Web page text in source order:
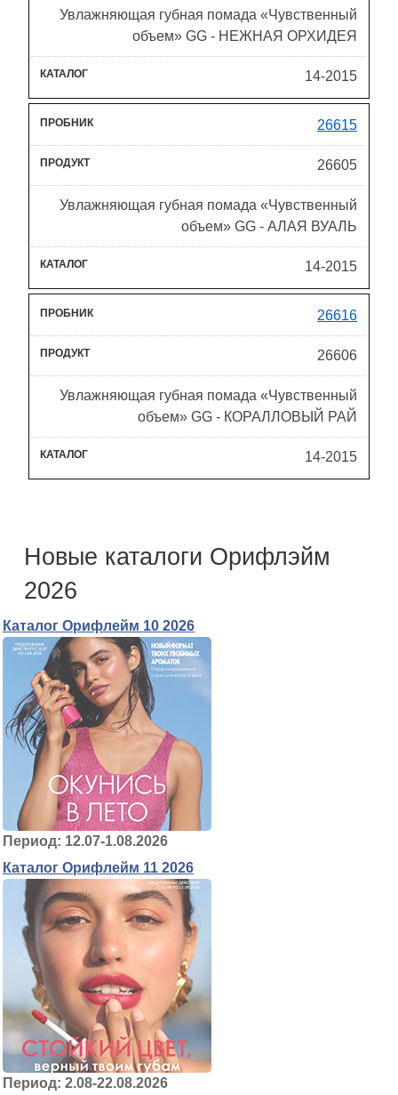
Увлажняющая губная помада «Чувственный
объем» GG - НЕЖНАЯ ОРХИДЕЯ
14-2015
26615
26605
Увлажняющая губная помада «Чувственный
объем» GG - АЛАЯ ВУАЛЬ
14-2015
26616
26606
Увлажняющая губная помада «Чувственный
объем» GG - КОРАЛЛОВЫЙ РАЙ
14-2015
Новые каталоги Орифлэйм
2026
Каталог Орифлейм 10 2026
Период: 12.07-1.08.2026
Каталог Орифлейм 11 2026
Период: 2.08-22.08.2026